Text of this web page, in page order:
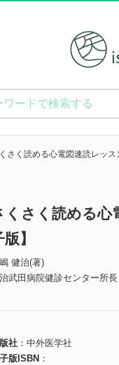
さく読める心電図速読レッ
くさく読める
】
健治(著)
武田病院健診センター所長
社
中外医学社
版ISBN